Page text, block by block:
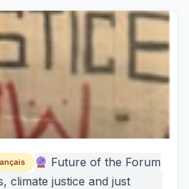
Future of the Forum
climate justice and just